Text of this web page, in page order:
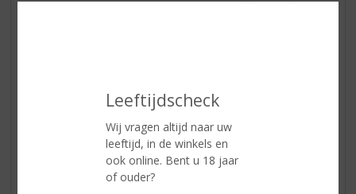
Leeftijdscheck
Wij vragen altijd naar uw
leeftijd, in de winkels en
ook online. Bent u 18 jaar
of ouder?
Reviews
Schrijf een review